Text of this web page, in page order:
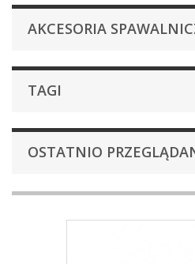
AKCESORIA
TAGI
OSTATNIO